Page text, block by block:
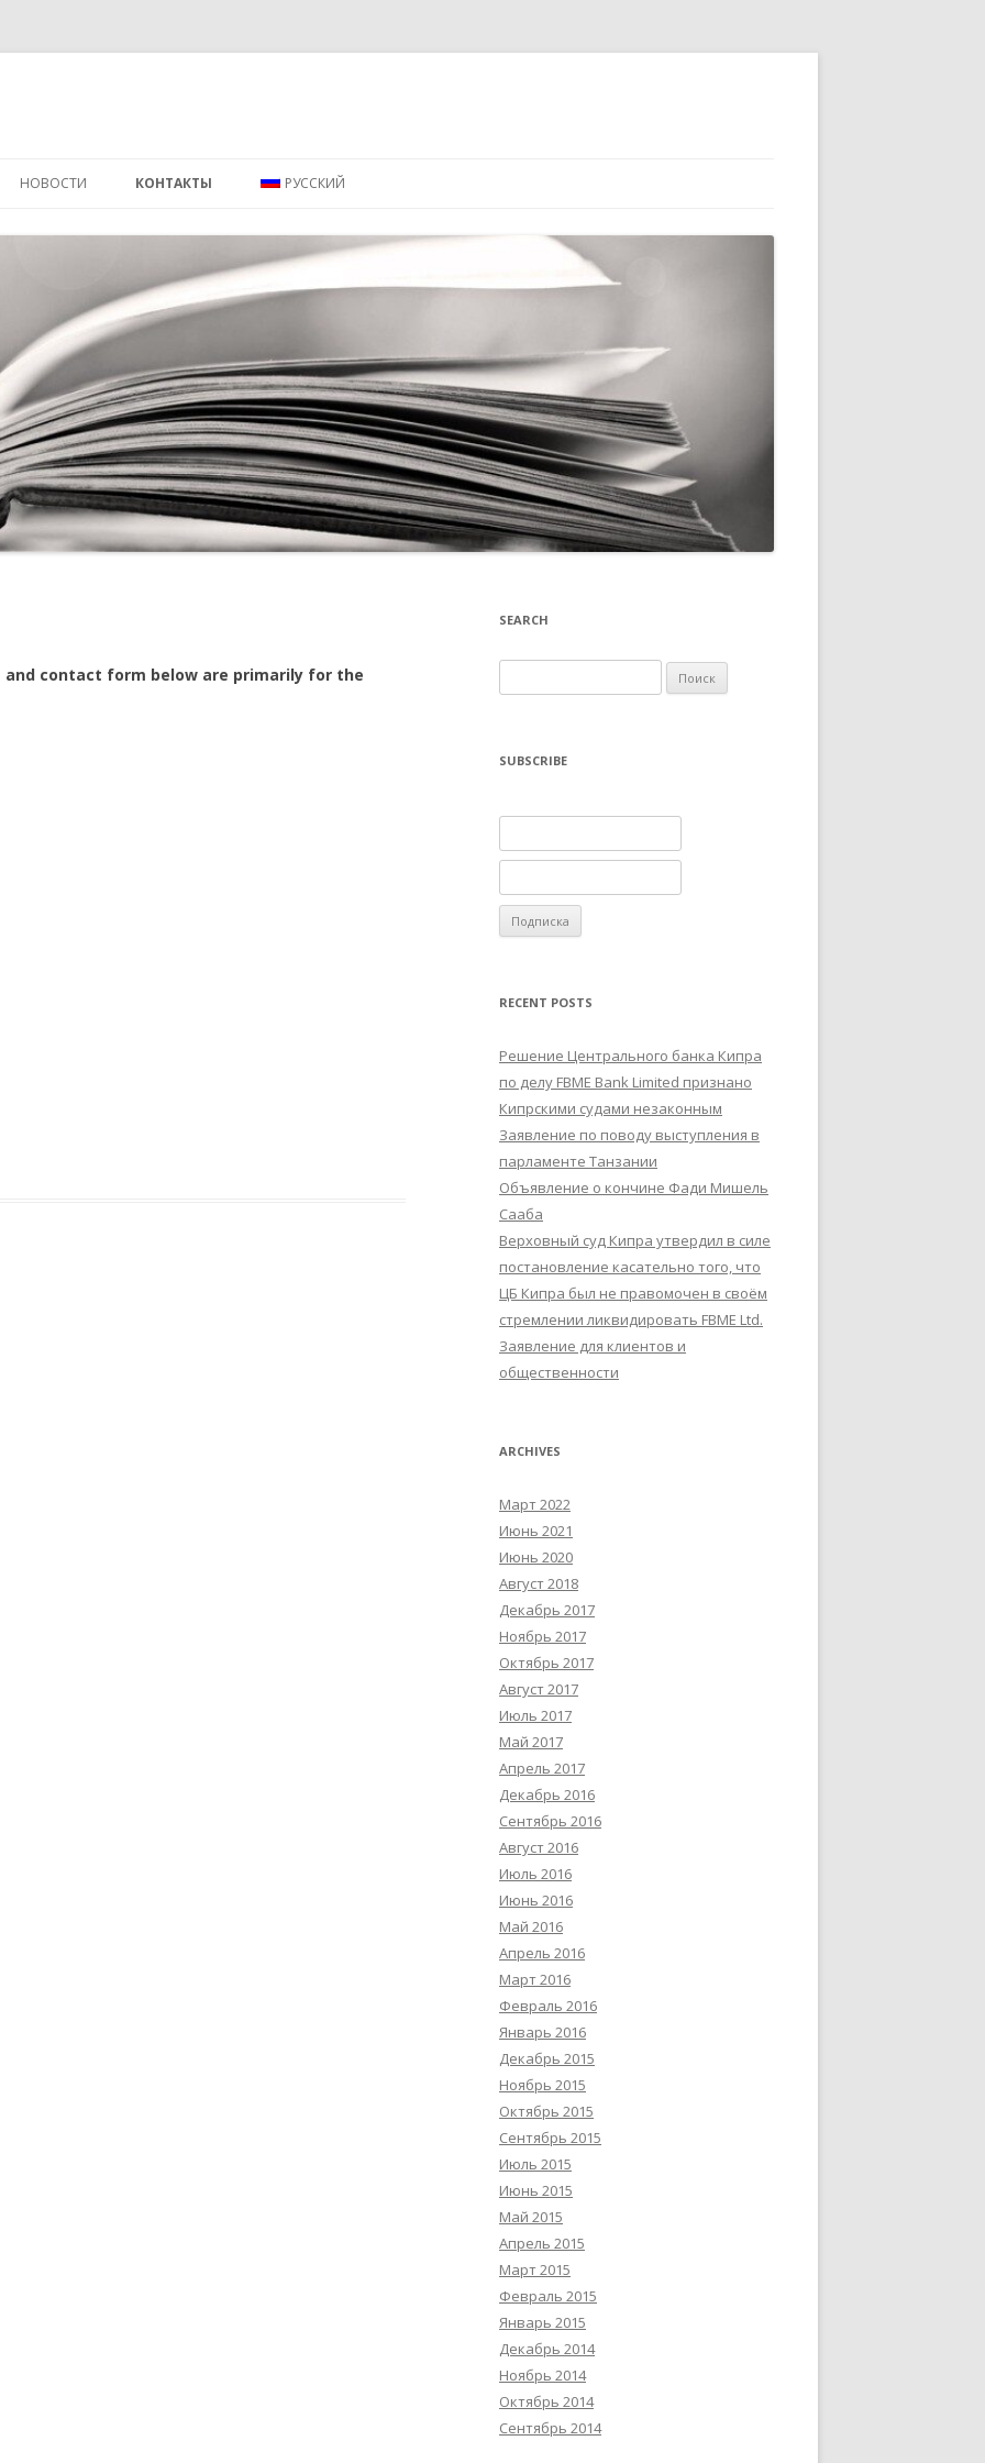
НОВОСТИ КОНТАКТЫ РУССКИЙ
contact form below are primarily for the
SEARCH
SUBSCRIBE
RECENT POSTS
Решение Центрального банка Кипра
по делу FBME Bank Limited признано
Кипрскими судами незаконным
Заявление по поводу выступления в
парламенте Танзании
Объявление о кончине Фади Мишель
Сааба
Верховный суд Кипра утвердил в силе
постановление касательно того, что
ЦБ Кипра был не правомочен в своём
стремлении ликвидировать FBME Ltd.
Заявление для клиентов и
общественности
ARCHIVES
Март 2022
Июнь 2021
Июнь 2020
Август 2018
Декабрь 2017
Ноябрь 2017
Октябрь 2017
Август 2017
Июль 2017
Май 2017
Апрель 2017
Декабрь 2016
Сентябрь 2016
Август 2016
Июль 2016
Июнь 2016
Май 2016
Апрель 2016
Март 2016
Февраль 2016
Январь 2016
Декабрь 2015
Ноябрь 2015
Октябрь 2015
Сентябрь 2015
Июль 2015
Июнь 2015
Май 2015
Апрель 2015
Март 2015
Февраль 2015
Январь 2015
Декабрь 2014
Ноябрь 2014
Октябрь 2014
Сентябрь 2014